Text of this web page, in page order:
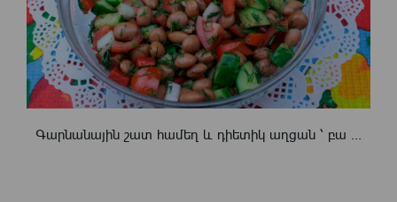
Գարնանային շատ համեղ և դիետիկ աղցան ՝ բա ...